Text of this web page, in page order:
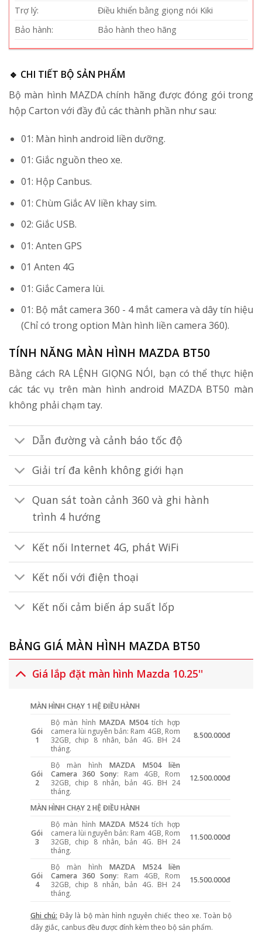
Trợ lý:
Điều khiển bằng giọng nói Kiki
Bảo hành:
Bảo hành theo hãng
🔹 CHI TIẾT BỘ SẢN PHẨM
Bộ màn hình MAZDA chính hãng được đóng gói trong
hộp Carton với đầy đủ các thành phần như sau:
01: Màn hình android liền dưỡng.
01: Giắc nguồn theo xe.
01: Hộp Canbus.
01: Chùm Giắc AV liền khay sim.
02: Giắc USB.
01: Anten GPS
01 Anten 4G
01: Giắc Camera lùi.
01: Bộ mắt camera 360 - 4 mắt camera và dây tín hiệu
(Chỉ có trong option Màn hình liền camera 360).
TÍNH NĂNG MÀN HÌNH MAZDA BT50
Bằng cách RA LỆNH GIỌNG NÓI, bạn có thể thực hiện
các tác vụ trên màn hình android MAZDA BT50 màn
không phải chạm tay.
Dẫn đường và cảnh báo tốc độ
Giải trí đa kênh không giới hạn
Quan sát toàn cảnh 360 và ghi hành
trình 4 hướng
Kết nối Internet 4G, phát WiFi
Kết nối với điện thoại
Kết nối cảm biến áp suất lốp
BẢNG GIÁ MÀN HÌNH MAZDA BT50
Giá lắp đặt màn hình Mazda 10.25''
MÀN HÌNH CHẠY 1 HỆ ĐIỀU HÀNH
Gói
1
Bộ màn hìnhMAZDA M504tích hợp
camera lùi nguyên bản: Ram 4GB, Rom
32GB, chip 8 nhân, bản 4G. BH 24
tháng.
8.500.000đ
Gói
2
Bộ màn hìnhMAZDA M504 liền
Camera 360 Sony: Ram 4GB, Rom
32GB, chip 8 nhân, bản 4G. BH 24
tháng.
12.500.000đ
MÀN HÌNH CHẠY 2 HỆ ĐIỀU HÀNH
Gói
3
Bộ màn hìnhMAZDA M524tích hợp
camera lùi nguyên bản: Ram 4GB, Rom
32GB, chip 8 nhân, bản 4G. BH 24
tháng.
11.500.000đ
Gói
4
Bộ màn hìnhMAZDA M524 liền
Camera 360 Sony: Ram 4GB, Rom
32GB, chip 8 nhân, bản 4G. BH 24
tháng.
15.500.000đ
Ghi chú: Đây là bộ màn hình nguyên chiếc theo xe. Toàn bộ
dây giắc, canbus đều được đính kèm theo bộ sản phẩm.